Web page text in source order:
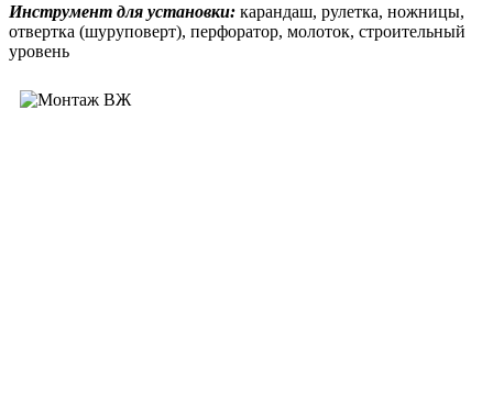
Инструмент для установки: карандаш, рулетка, ножницы,
отвертка (шуруповерт), перфоратор, молоток, строительный
уровень